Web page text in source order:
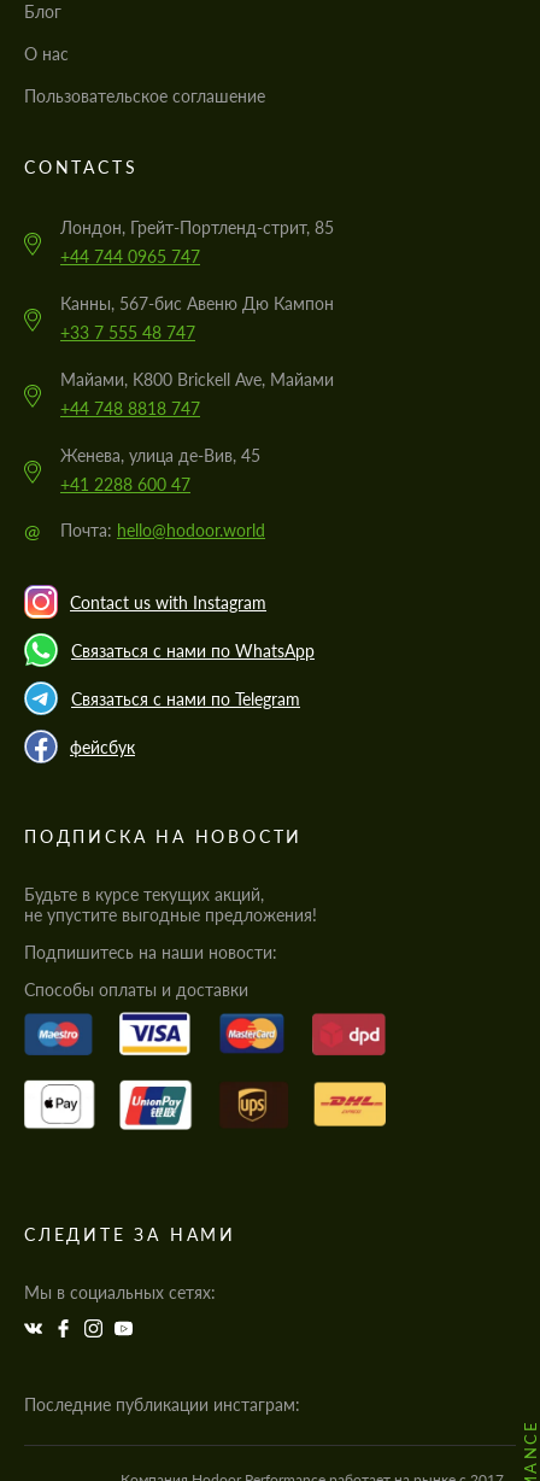
Блог
О нас
Пользовательское соглашение
CONTACTS
Лондон, Грейт-Портленд-стрит, 85
+44 744 0965 747
Канны, 567-бис Авеню Дю Кампон
+33 7 555 48 747
Майами, K800 Brickell Ave, Майами
+44 748 8818 747
Женева, улица де-Вив, 45
+41 2288 600 47
@ Почта: hello@hodoor.world
Contact us with Instagram
Связаться с нами по WhatsApp
Связаться с нами по Telegram
фейсбук
ПОДПИСКА НА НОВОСТИ
Будьте в курсе текущих акций,
не упустите выгодные предложения!
Подпишитесь на наши новости:
Cпособы оплаты и доставки
СЛЕДИТЕ ЗА НАМИ
Мы в социальных сетях:
Последние публикации инстаграм: